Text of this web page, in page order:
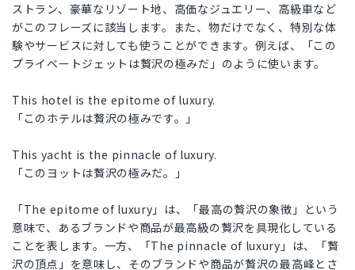
ストラン、豪華なリゾート地、高価なジュエリー、高級車など
がこのフレーズに該当します。また、物だけでなく、特別な体
験やサービスに対しても使うことができます。例えば、「この
プライベートジェットは贅沢の極みだ」のように使います。
This hotel is the epitome of luxury.
「このホテルは贅沢の極みです。」
This yacht is the pinnacle of luxury.
「このヨットは贅沢の極みだ。」
「The epitome of luxury」は、「最高の贅沢の象徴」という
意味で、あるブランドや商品が最高級の贅沢を具現化している
ことを表します。一方、「The pinnacle of luxury」は、「贅
沢の頂点」を意味し、そのブランドや商品が贅沢の最高峰とさ